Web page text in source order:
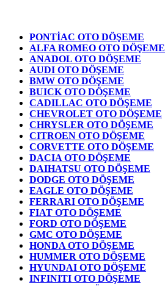
PONTİAC OTO DÖŞEME
ALFA ROMEO OTO DÖŞEME
ANADOL OTO DÖŞEME
AUDI OTO DÖŞEME
BMW OTO DÖŞEME
BUICK OTO DÖŞEME
CADILLAC OTO DÖŞEME
CHEVROLET OTO DÖŞEME
CHRYSLER OTO DÖŞEME
CITROEN OTO DÖŞEME
CORVETTE OTO DÖŞEME
DACIA OTO DÖŞEME
DAIHATSU OTO DÖŞEME
DODGE OTO DÖŞEME
EAGLE OTO DÖŞEME
FERRARI OTO DÖŞEME
FIAT OTO DÖŞEME
FORD OTO DÖŞEME
GMC OTO DÖŞEME
HONDA OTO DÖŞEME
HUMMER OTO DÖŞEME
HYUNDAI OTO DÖŞEME
INFINITI OTO DÖŞEME